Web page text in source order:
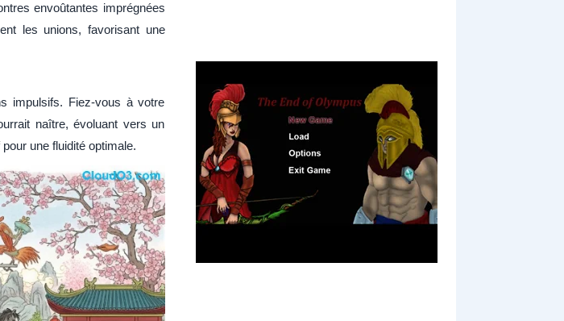
envoûtantes imprégnées
les unions, favorisant une
impulsifs. Fiez-vous à votre
naître, évoluant vers un
une fluidité optimale.